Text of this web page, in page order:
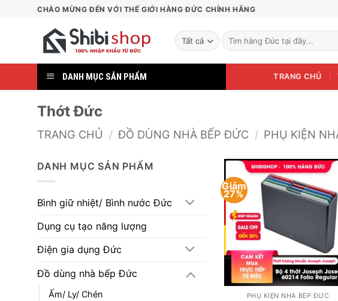
CHÀO MỪNG ĐẾN VỚI THẾ GIỚI HÀNG ĐỨC CHÍNH HÃNG
Tìm
kiếm:
DANH MỤC SẢN PHẨM TRANG CHỦ
Thớt Đức
TRANG CHỦ / ĐỒ DÙNG NHÀ BẾP ĐỨC / PHỤ KIỆN
DANH MỤC SẢN PHẨM
Bình giữ nhiệt/ Bình nước Đức
Dụng cụ tạo năng lượng
Điện gia dụng Đức
Đồ dùng nhà bếp Đức
Ấm/ Ly/ Chén
Giảm
27%
Add to
wishlist
+
PHỤ KIỆN NHÀ BẾP ĐỨC